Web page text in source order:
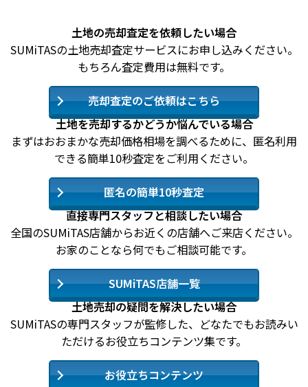
土地の売却査定を依頼したい場合
SUMiTASの土地売却査定サービスにお申し込みください。
もちろん査定費用は無料です。
売却査定のご依頼はこちら
土地を売却するかどうか悩んでいる場合
まずはおおまかな売却価格相場を調べるために、匿名利用
できる簡単10秒査定をご利用ください。
匿名の簡単10秒査定
直接専門スタッフと相談したい場合
全国のSUMiTAS店舗からお近くの店舗へご来店ください。
お家のことなら何でもご相談可能です。
SUMiTAS店舗一覧
土地売却の疑問を解決したい場合
SUMiTASの専門スタッフが監修した、どなたでもお読みい
ただけるお役立ちコンテンツ集です。
お役立ちコンテンツ